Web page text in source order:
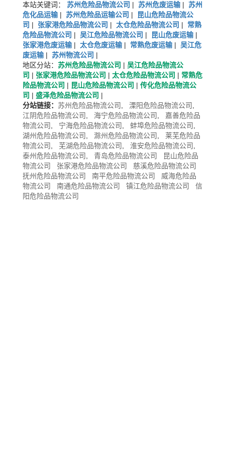
本站关键词： 苏州危险品物流公司 | 苏州危废运输| 苏州
危化品运输| 苏州危险品运输公司 |
昆山危险品物流公
司 | 张家港危险品物流公司 | 太仓危险品物流公司 | 常熟
危险品物流公司 | 吴江危险品物流公司 | 昆山危废运输|
张家港危废运输| 太仓危废运输| 常熟危废运输| 吴江危
废运输| 苏州物流公司 |
地区分站： 苏州危险品物流公司 | 吴江危险品物流公
司 | 张家港危险品物流公司 | 太仓危险品物流公司 | 常熟危
险品物流公司 | 昆山危险品物流公司 | 传化危险品物流公
司 | 盛泽危险品物流公司 |
分站链接： 苏州危险品物流公司, 溧阳危险品物流公司,
江阴危险品物流公司, 海宁危险品物流公司, 嘉善危险品
物流公司, 宁海危险品物流公司, 蚌埠危险品物流公司,
湖州危险品物流公司, 滁州危险品物流公司, 莱芜危险品
物流公司, 芜湖危险品物流公司, 淮安危险品物流公司,
泰州危险品物流公司, 青岛危险品物流公司
昆山危险品
物流公司
张家港危险品物流公司
慈溪危险品物流公司
抚州危险品物流公司
南平危险品物流公司
威海危险品
物流公司
南通危险品物流公司 镇江危险品物流公司
信
阳危险品物流公司